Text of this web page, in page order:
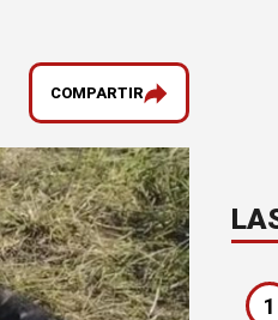
COMPARTIR
1